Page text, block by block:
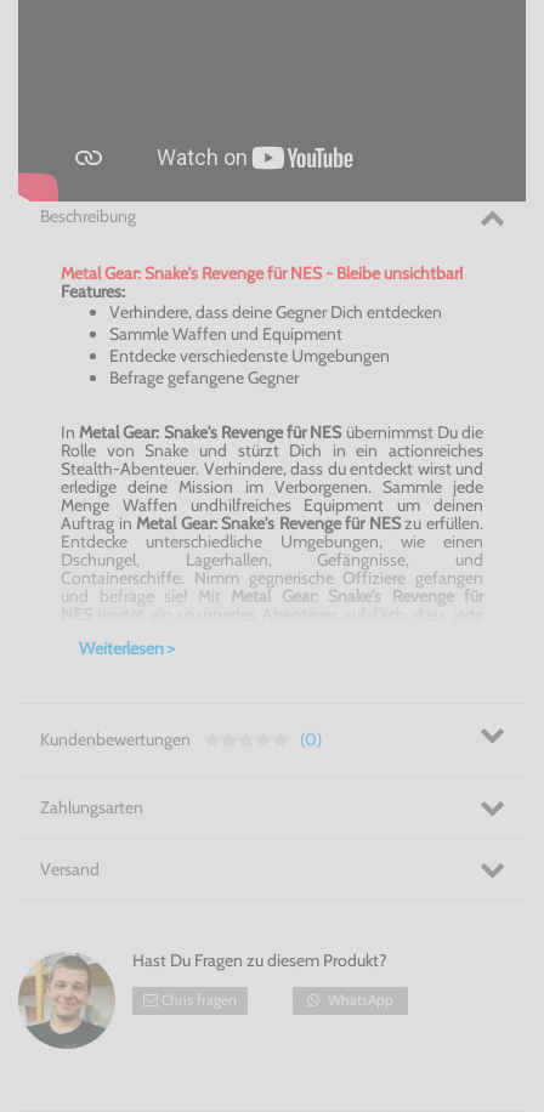
Beschreibung
Metal Gear: Snake's Revenge für NES - Bleibe unsichtbar!
Features:
Verhindere, dass deine Gegner Dich entdecken
Sammle Waffen und Equipment
Entdecke verschiedenste Umgebungen
Befrage gefangene Gegner
InMetal Gear: Snake's Revenge für NES übernimmst Du die
Rolle von Snake und stürzt Dich in ein actionreiches
Stealth-Abenteuer. Verhindere, dass du entdeckt wirst und
erledige deine Mission im Verborgenen. Sammle jede
Menge Waffen undhilfreiches Equipment um deinen
Auftrag inMetal Gear: Snake's Revenge für NESzu erfüllen.
Entdecke unterschiedliche Umgebungen, wie einen
Dschungel, Lagerhallen, Gefängnisse, und
Containerschiffe. Nimm gegnerische Offiziere gefangen
und befrage sie! Mit Metal Gear: Snake's Revenge für
Weiterlesen >
Kundenbewertungen (0)
Zahlungsarten
Versand
Hast Du Fragen zu diesem Produkt?
Chris fragen WhatsApp